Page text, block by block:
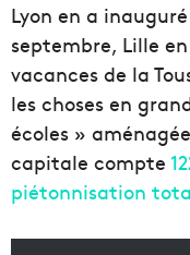
Lyon en a
septembre, Lille
vacances de la
les choses en
écoles »
capitale compte
piétonnisation